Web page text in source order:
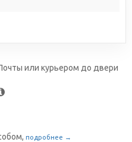
или курьером до двери
подробнее →